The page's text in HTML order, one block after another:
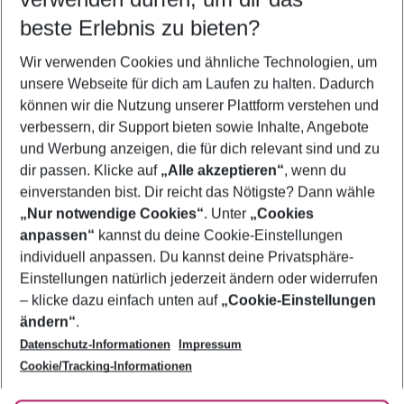
5-8 Nächte
2 Erwachsene Keine Kinder
Mehr Filter anzeigen
Footer
Footer navigation
Über uns
AGB
Bestpreisgarantie
Cookie-Einstellungen ändern
Cookie-Richtlinie
Agenturbetreuung
Barrierefreies Reisen
Folge uns
beste Erlebnis zu bieten?
Wir verwenden Cookies und ähnliche Technologien, um
unsere Webseite für dich am Laufen zu halten. Dadurch
können wir die Nutzung unserer Plattform verstehen und
verbessern, dir Support bieten sowie Inhalte, Angebote
und Werbung anzeigen, die für dich relevant sind und zu
dir passen. Klicke auf „Alle akzeptieren“, wenn du
einverstanden bist. Dir reicht das Nötigste? Dann wähle
„Nur notwendige Cookies“. Unter „Cookies
anpassen“ kannst du deine Cookie-Einstellungen
individuell anpassen. Du kannst deine Privatsphäre-
Einstellungen natürlich jederzeit ändern oder widerrufen
– klicke dazu einfach unten auf „Cookie-Einstellungen
ändern“.
Datenschutz-Informationen
Impressum
Cookie/Tracking-Informationen